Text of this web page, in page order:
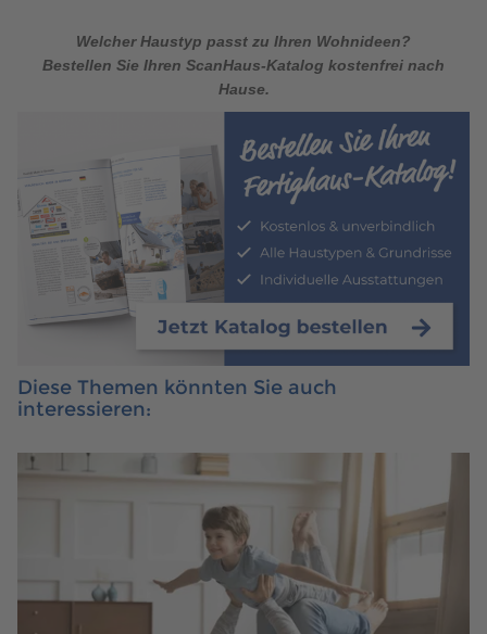
Welcher Haustyp passt zu Ihren Wohnideen?
Bestellen Sie Ihren ScanHaus-Katalog kostenfrei nach
Hause.
Diese Themen könnten Sie auch
interessieren: